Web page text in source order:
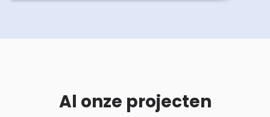
Al onze projecten